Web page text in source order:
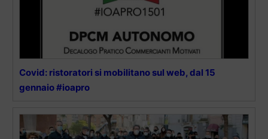
Covid: ristoratori si mobilitano sul web, dal 15
gennaio #ioapro